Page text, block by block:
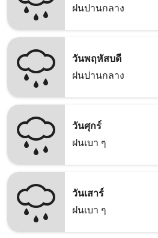
ฝนปานกลาง
วันพฤหัสบดี
ฝนปานกลาง
วันศุกร์
ฝนเบา ๆ
วันเสาร์
ฝนเบา ๆ